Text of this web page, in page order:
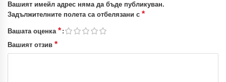
Вашият имейл адрес няма да бъде публикуван.
Задължителните полета са отбелязани с *
Вашата оценка *
Вашият отзив *